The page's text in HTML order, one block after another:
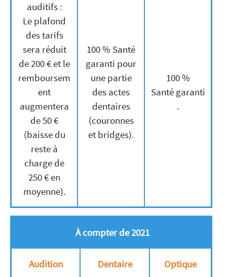
auditifs :
Le plafond
des tarifs
sera réduit
de 200 € et le
remboursem
ent
augmentera
de 50 €
(baisse du
reste à
charge de
250 € en
moyenne).
100 % Santé
garanti pour
une partie
des actes
dentaires
(couronnes
et bridges).
100 %
Santé garanti
.
À compter de 2021
Audition Dentaire Optique